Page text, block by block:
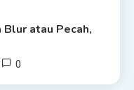
Blur atau Pecah,
0